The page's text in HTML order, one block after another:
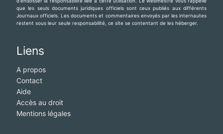
que les seuls documents juridiques officiels sont ceux publiés aux différents
Journaux officiels. Les documents et commentaires envoyés par les internautes
restent sous leur seule responsabilité, ce site se contentant de les héberger.
Liens
A propos
Contact
Aide
Accès au droit
Mentions légales